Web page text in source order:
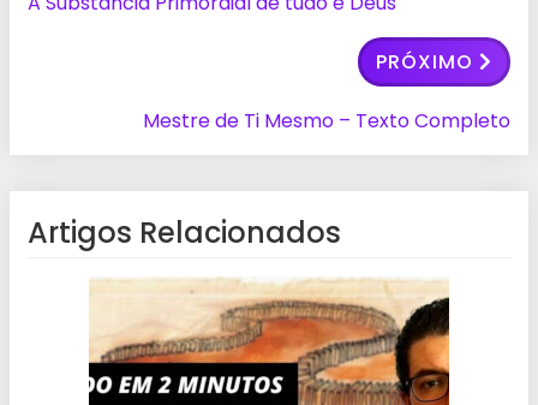
PRÓXIMO
Mestre de Ti Mesmo – Texto Completo
Artigos Relacionados